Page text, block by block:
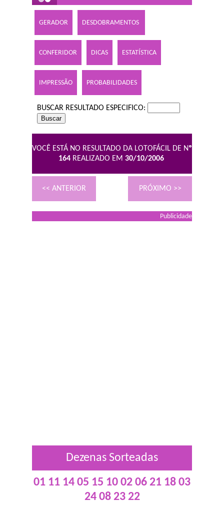
GERADOR DESDOBRAMENTOS
CONFERIDOR DICAS ESTATÍSTICA
IMPRESSÃO PROBABILIDADES
BUSCAR RESULTADO ESPECIFICO:
VOCÊ ESTÁ NO RESULTADO DA LOTOFÁCIL DE Nº
164 REALIZADO EM 30/10/2006
<< ANTERIOR PRÓXIMO >>
Publicidade
Dezenas Sorteadas
01 11 14 05 15 10 02 06 21 18 03
24 08 23 22